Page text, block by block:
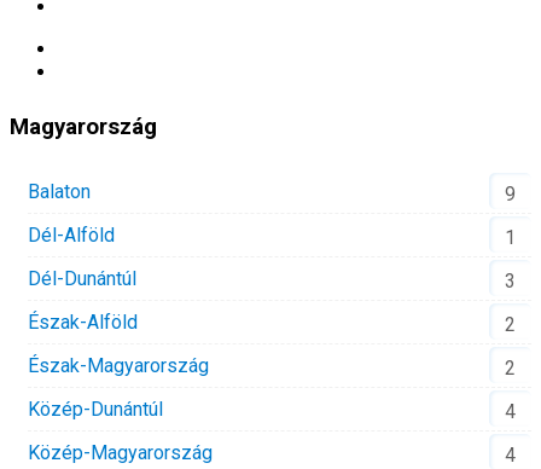
Magyarország
Balaton
9
Dél-Alföld
1
Dél-Dunántúl
3
Észak-Alföld
2
Észak-Magyarország
2
Közép-Dunántúl
4
Közép-Magyarország
4